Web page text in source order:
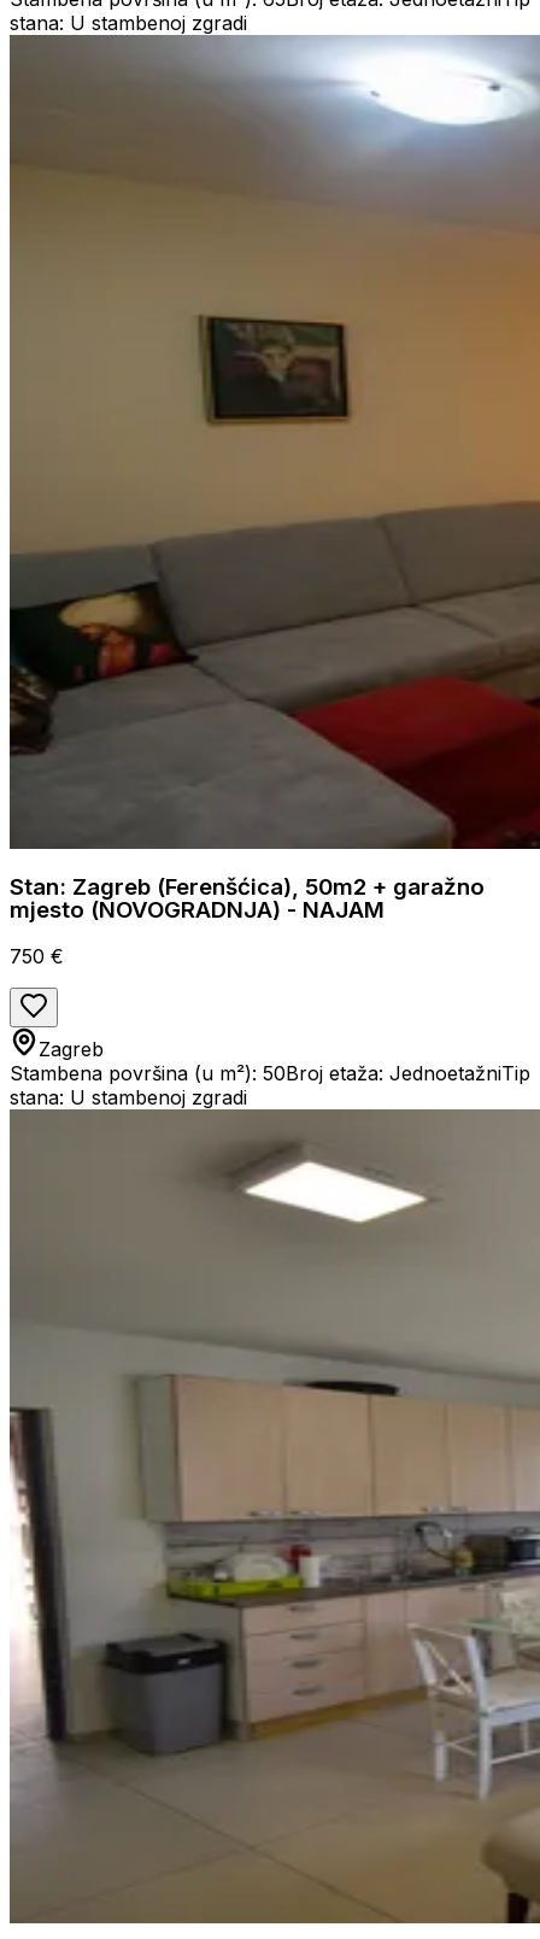
stana: U stambenoj zgradi
Stan: Zagreb (Ferenšćica), 50m2 + garažno
mjesto (NOVOGRADNJA) - NAJAM
750 €
Zagreb
Stambena površina (u m²): 50Broj etaža: JednoetažniTip
stana: U stambenoj zgradi